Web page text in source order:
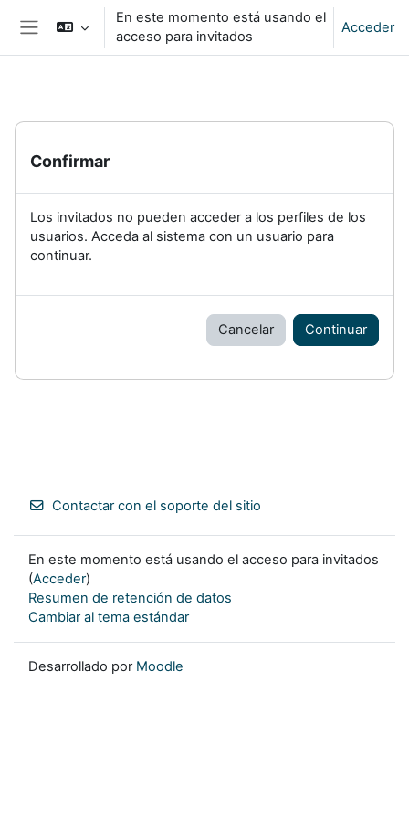
Salta al contenido principal
Panel lateral
En este momento está usando el
acceso para invitados
Acceder
Confirmar
Los invitados no pueden acceder a los perfiles de los
usuarios. Acceda al sistema con un usuario para
continuar.
Cancelar Continuar
Contactar con el soporte del sitio
En este momento está usando el acceso para invitados
(Acceder)
Resumen de retención de datos
Cambiar al tema estándar
Desarrollado por Moodle